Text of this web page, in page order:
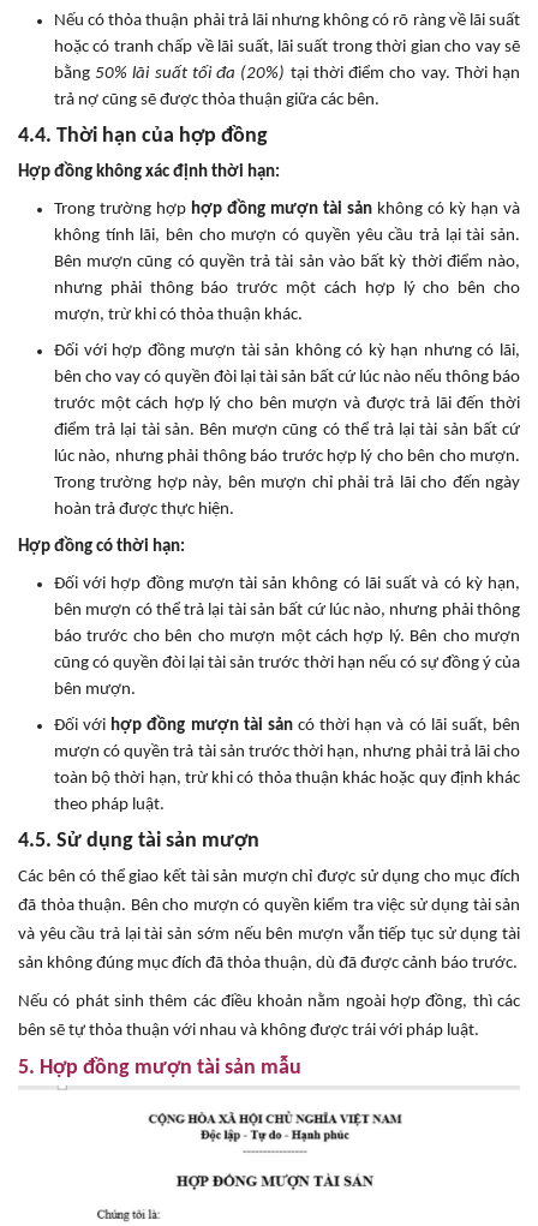
Nếu có thỏa thuận phải trả lãi nhưng không có rõ ràng về lãi suất
hoặc có tranh chấp về lãi suất, lãi suất trong thời gian cho vay sẽ
bằng 50% lãi suất tối đa (20%) tại thời điểm cho vay. Thời hạn
trả nợ cũng sẽ được thỏa thuận giữa các bên.
4.4. Thời hạn của hợp đồng
Hợp đồng không xác định thời hạn:
Trong trường hợp hợp đồng mượn tài sản không có kỳ hạn và
không tính lãi, bên cho mượn có quyền yêu cầu trả lại tài sản.
Bên mượn cũng có quyền trả tài sản vào bất kỳ thời điểm nào,
nhưng phải thông báo trước một cách hợp lý cho bên cho
mượn, trừ khi có thỏa thuận khác.
Đối với hợp đồng mượn tài sản không có kỳ hạn nhưng có lãi,
bên cho vay có quyền đòi lại tài sản bất cứ lúc nào nếu thông báo
trước một cách hợp lý cho bên mượn và được trả lãi đến thời
điểm trả lại tài sản. Bên mượn cũng có thể trả lại tài sản bất cứ
lúc nào, nhưng phải thông báo trước hợp lý cho bên cho mượn.
Trong trường hợp này, bên mượn chỉ phải trả lãi cho đến ngày
hoàn trả được thực hiện.
Hợp đồng có thời hạn:
Đối với hợp đồng mượn tài sản không có lãi suất và có kỳ hạn,
bên mượn có thể trả lại tài sản bất cứ lúc nào, nhưng phải thông
báo trước cho bên cho mượn một cách hợp lý. Bên cho mượn
cũng có quyền đòi lại tài sản trước thời hạn nếu có sự đồng ý của
bên mượn.
Đối với hợp đồng mượn tài sảncó thời hạn và có lãi suất, bên
mượn có quyền trả tài sản trước thời hạn, nhưng phải trả lãi cho
toàn bộ thời hạn, trừ khi có thỏa thuận khác hoặc quy định khác
theo pháp luật.
4.5. Sử dụng tài sản mượn
Các bên có thể giao kết tài sản mượn chỉ được sử dụng cho mục đích
đã thỏa thuận. Bên cho mượn có quyền kiểm tra việc sử dụng tài sản
và yêu cầu trả lại tài sản sớm nếu bên mượn vẫn tiếp tục sử dụng tài
sản không đúng mục đích đã thỏa thuận, dù đã được cảnh báo trước.
Nếu có phát sinh thêm các điều khoản nằm ngoài hợp đồng, thì các
bên sẽ tự thỏa thuận với nhau và không được trái với pháp luật.
5. Hợp đồng mượn tài sản mẫu